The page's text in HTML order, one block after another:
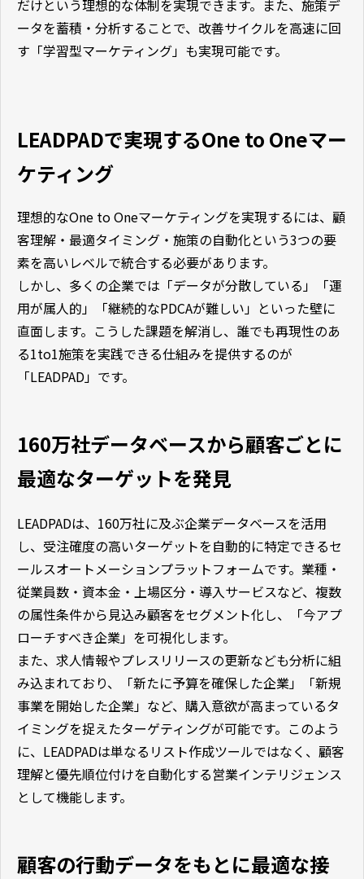
だけという理想的な体制を実現できます。また、施策デ
ータを蓄積・分析することで、改善サイクルを高速に回
す「学習型マーケティング」も実現可能です。
LEADPADで実現するOne to Oneマー
ケティング
理想的なOne to Oneマーケティングを実現するには、顧
客理解・最適タイミング・施策の自動化という3つの要
素を高いレベルで統合する必要があります。
しかし、多くの企業では「データが分散している」「運
用が属人的」「継続的なPDCAが難しい」といった壁に
直面します。こうした課題を解消し、誰でも再現性のあ
る1to1施策を実践できる仕組みを提供するのが
「LEADPAD」です。
160万社データベースから顧客ごとに
最適なターゲットを発見
LEADPADは、160万社に及ぶ企業データベースを活用
し、受注確度の高いターゲットを自動的に特定できるセ
ールスオートメーションプラットフォームです。業種・
従業員数・資本金・上場区分・導入サービスなど、複数
の属性条件から見込み顧客をセグメント化し、「今アプ
ローチすべき企業」を可視化します。
また、求人情報やプレスリリースの更新なども分析に組
み込まれており、「新たに予算を確保した企業」「新規
事業を開始した企業」など、購入意欲が高まっているタ
イミングを捉えたターゲティングが可能です。このよう
に、LEADPADは単なるリスト作成ツールではなく、顧客
理解と優先順位付けを自動化する営業インテリジェンス
として機能します。
顧客の行動データをもとに最適な接